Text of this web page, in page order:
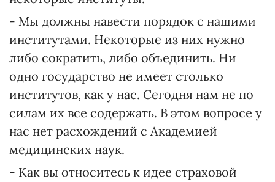
- Мы должны навести порядок с нашими
институтами. Некоторые из них нужно
либо сократить, либо объединить. Ни
одно государство не имеет столько
институтов, как у нас. Сегодня нам не по
силам их все содержать. В этом вопросе у
нас нет расхождений с Академией
медицинских наук.
- Как вы относитесь к идее страховой